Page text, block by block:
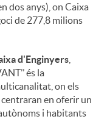
dos anys), on Caixa
de 277,8 milions
d'Enginyers
és la
on els
en oferir un
i habitants